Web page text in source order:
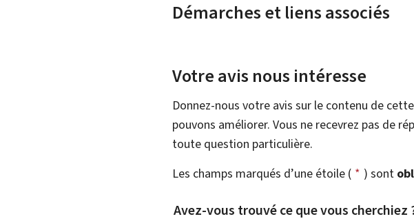
Démarches et liens associés
Votre avis nous intéresse
Donnez-nous votre avis sur le contenu de
pouvons améliorer. Vous ne recevrez pas de
toute question particulière.
Les champs marqués d’une étoile ( * ) sont
Avez-vous trouvé ce que vous cherchiez